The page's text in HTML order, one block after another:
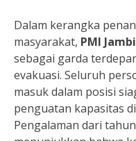
Dalam kerangka
masyarakat, PMI Jambi
sebagai garda
evakuasi. Seluruh
masuk dalam posisi
penguatan kapasitas
Pengalaman dari